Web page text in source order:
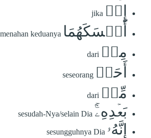
إِنۡ jika
أَمۡسَكَهُمَا menahan keduanya
مِنۡ dari
أَحَدٖ seseorang
مِّنۢ dari
بَعۡدِهِۦٓۚ sesudah-Nya/selain Dia
إِنَّهُۥ sesungguhnya Dia